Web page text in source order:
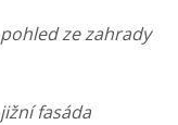
pohled ze zahrady
jižní fasáda